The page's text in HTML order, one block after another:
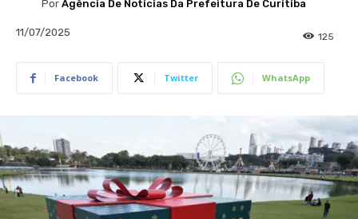
Por Agência De Noticias Da Prefeitura De Curitiba
11/07/2025 125
Facebook Twitter WhatsApp